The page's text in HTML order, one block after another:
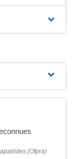
(Ofpra)